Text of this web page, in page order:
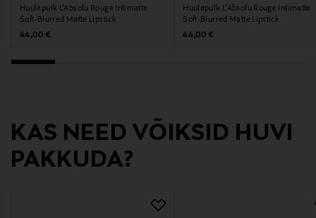
nan
3614274334739
Tootja
Huulepulk L’Absolu Rouge Intimatte
Soft-Blurred Matte Lipstick
Original Price
44,00 €
Huulepulk L’Absolu Rouge Intimatte
Soft-Blurred Matte Lipstick
Original Price
44,00 €
KAS NEED VÕIKSID HUVI
PAKKUDA?